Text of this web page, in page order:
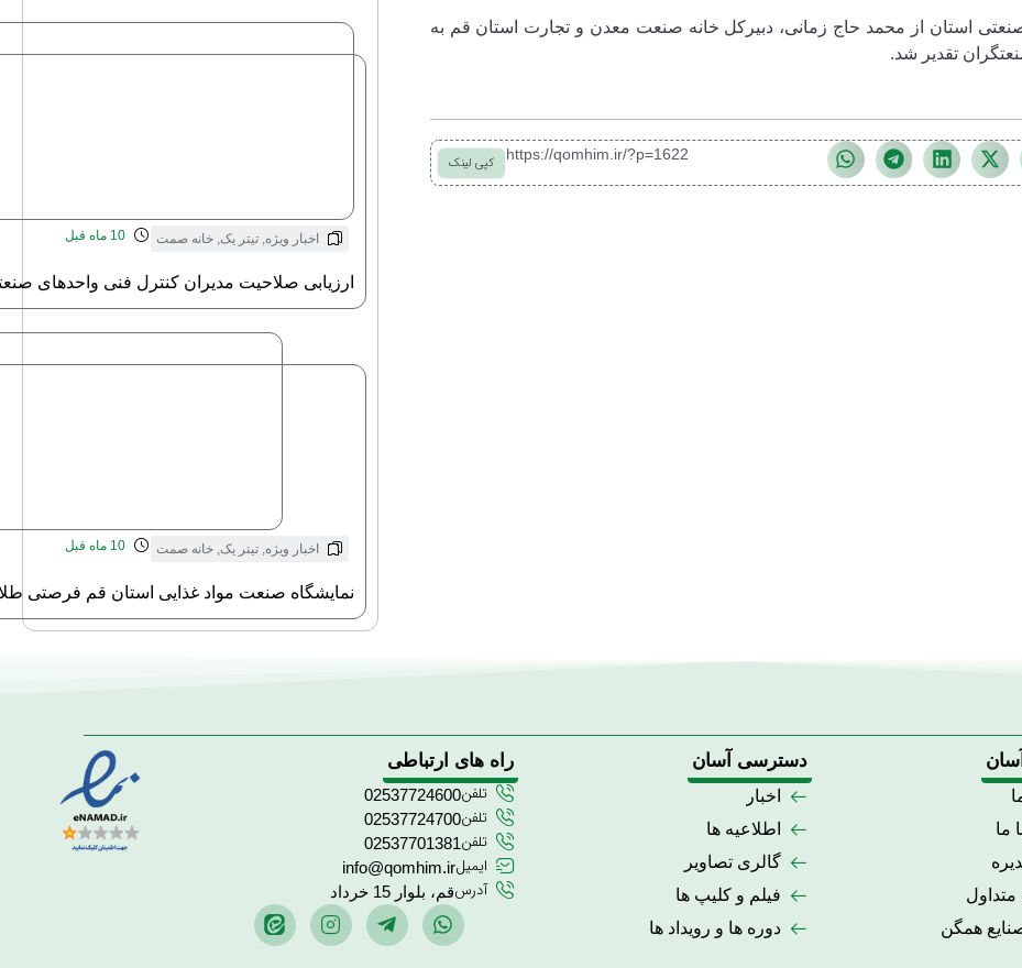
استان از محمد حاج زمانی، دبیرکل خانه صنعت معدن و تجارت استان قم به
تقدیر شد.
کپی لینک https://qomhim.ir/?p=1622
اخبار ویژه تیتر یک خانه صمت 10 ماه قبل
ارزیابی صلاحیت مدیران کنترل فنی واحدهای
اخبار ویژه تیتر یک خانه صمت 10 ماه قبل
نمایشگاه صنعت مواد غذایی استان قم فرصتی
ما
همگن
دسترسی آسان
اخبار
اطلاعیه ها
گالری تصاویر
فیلم و کلیپ ها
دوره ها و رویداد ها
راه های ارتباطی
تلفن02537724600
تلفن02537724700
تلفن02537701381
ایمیلinfo@qomhim.ir
آدرسقم، بلوار 15 خرداد